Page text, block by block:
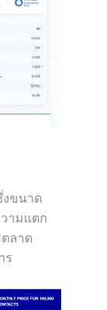
ขนาด
ามแตก
ตลาด
ร